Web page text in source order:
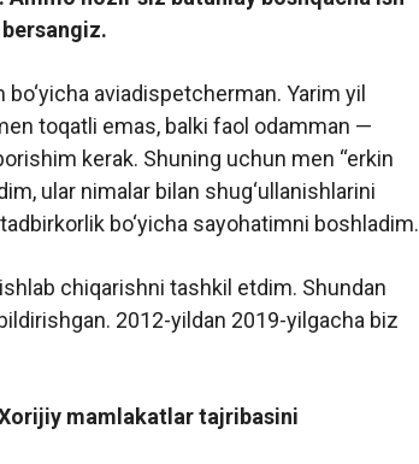
bersangiz.
aviadispetcherman. Yarim yil
toqatli emas, balki faol odamman —
kerak. Shuning uchun men “erkin
ular nimalar bilan shug‘ullanishlarini
bo‘yicha sayohatimni boshladim.
chiqarishni tashkil etdim. Shundan
2012-yildan 2019-yilgacha biz
mamlakatlar tajribasini